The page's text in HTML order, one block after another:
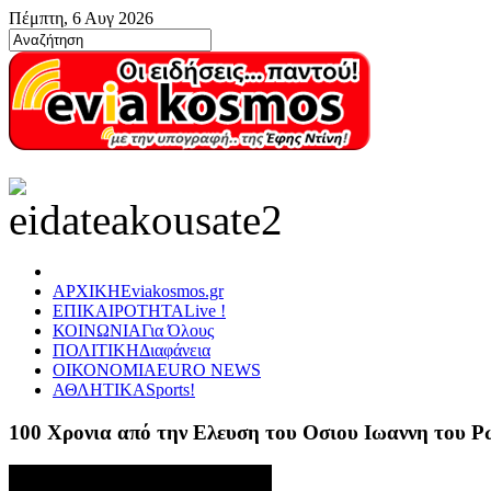
Πέμπτη, 6 Αυγ 2026
ΑΡΧΙΚΗEviakosmos.gr
ΕΠΙΚΑΙΡΟΤΗΤΑLive !
ΚΟΙΝΩΝΙΑΓια Όλους
ΠΟΛΙΤΙΚΗΔιαφάνεια
ΟΙΚΟΝΟΜΙΑEURO NEWS
ΑΘΛΗΤΙΚΑSports!
100 Χρονια από την Ελευση του Οσιου Ιωαννη του